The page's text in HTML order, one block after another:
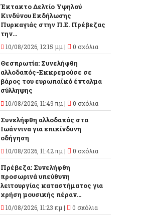
Έκτακτο Δελτίο Υψηλού
Κινδύνου Εκδήλωσης
Πυρκαγιάς στην Π.Ε. Πρέβεζας
την...
10/08/2026, 12:15 μμ | 0 σχόλια
Θεσπρωτία: Συνελήφθη
αλλοδαπός-Εκκρεμούσε σε
βάρος του ευρωπαϊκό ένταλμα
σύλληψης
10/08/2026, 11:49 πμ | 0 σχόλια
Συνελήφθη αλλοδαπός στα
Ιωάννινα για επικίνδυνη
οδήγηση
10/08/2026, 11:42 πμ | 0 σχόλια
Πρέβεζα: Συνελήφθη
προσωρινά υπεύθυνη
λειτουργίας καταστήματος για
χρήση μουσικής πέραν...
10/08/2026, 11:23 πμ | 0 σχόλια